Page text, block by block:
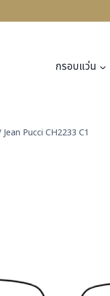
กรอบแว่น
Jean Pucci CH2233 C1